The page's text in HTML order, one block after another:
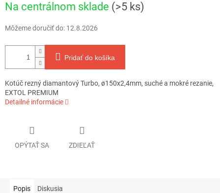
cena:
Na centrálnom sklade (>5 ks)
Môžeme doručiť do: 12.8.2026
Pridať do košíka
Kotúč rezný diamantový Turbo, ø150x2,4mm, suché a mokré rezanie,
EXTOL PREMIUM
Detailné informácie
OPÝTAŤ SA ZDIEĽAŤ
Popis Diskusia